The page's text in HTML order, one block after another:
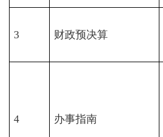
3 财政预决算
4 办事指南